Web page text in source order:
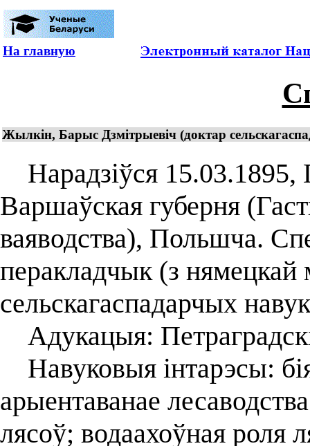
На главную
Жылкін, Барыс Дзмітрыевіч (доктар
Нарадзіўся 15.03.1895,
Варшаўская губерня
ваяводства), Польшча.
перакладчык (з
сельскагаспадарчых
Адукацыя:
Навуковыя інтарэсы:
арыентаванае
лясоў; водаахоўная